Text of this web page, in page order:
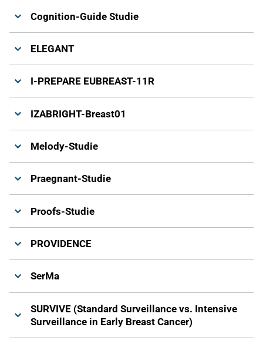
Cognition-Guide Studie
ELEGANT
I-PREPARE EUBREAST-11R
IZABRIGHT-Breast01
Melody-Studie
Praegnant-Studie
Proofs-Studie
PROVIDENCE
SerMa
SURVIVE (Standard Surveillance vs. Intensive
Surveillance in Early Breast Cancer)